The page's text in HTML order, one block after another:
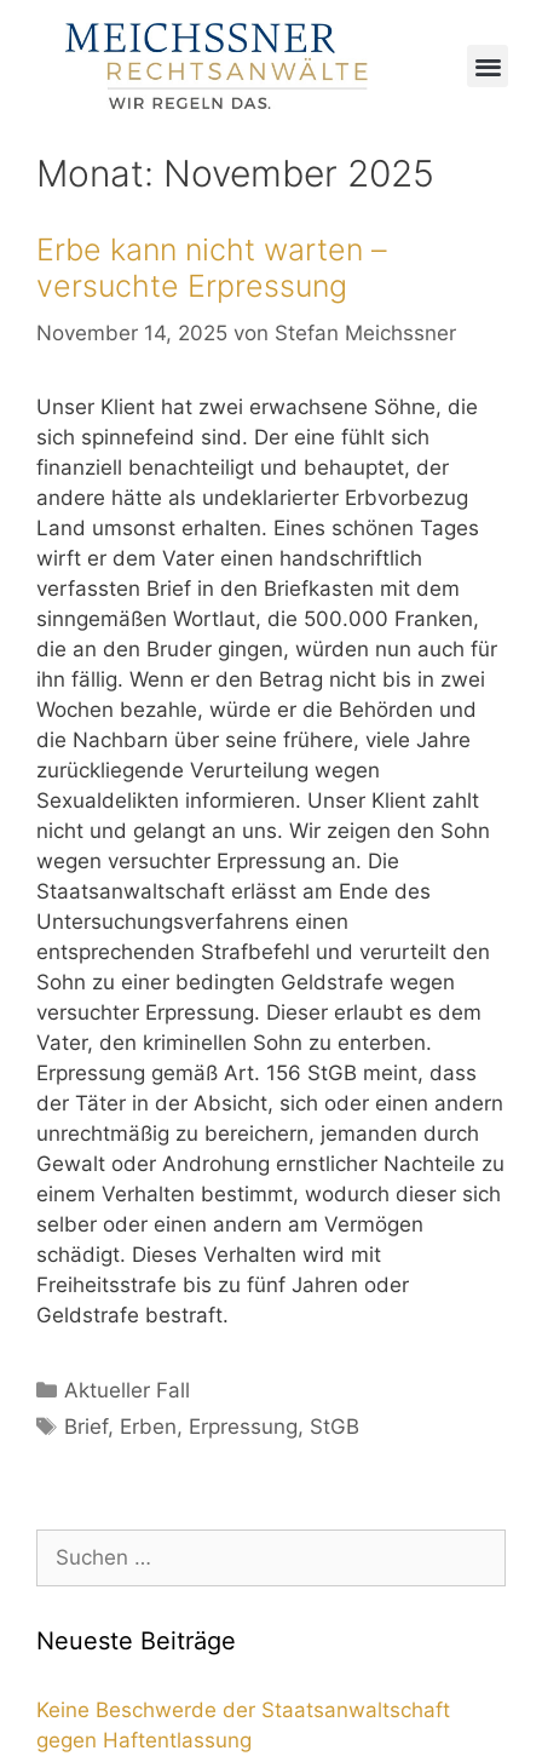
Monat: November 2025
Erbe kann nicht warten –
versuchte Erpressung
November 14, 2025 von Stefan Meichssner
Unser Klient hat zwei erwachsene Söhne, die
sich spinnefeind sind. Der eine fühlt sich
finanziell benachteiligt und behauptet, der
andere hätte als undeklarierter Erbvorbezug
Land umsonst erhalten. Eines schönen Tages
wirft er dem Vater einen handschriftlich
verfassten Brief in den Briefkasten mit dem
sinngemäßen Wortlaut, die 500.000 Franken,
die an den Bruder gingen, würden nun auch für
ihn fällig. Wenn er den Betrag nicht bis in zwei
Wochen bezahle, würde er die Behörden und
die Nachbarn über seine frühere, viele Jahre
zurückliegende Verurteilung wegen
Sexualdelikten informieren. Unser Klient zahlt
nicht und gelangt an uns. Wir zeigen den Sohn
wegen versuchter Erpressung an. Die
Staatsanwaltschaft erlässt am Ende des
Untersuchungsverfahrens einen
entsprechenden Strafbefehl und verurteilt den
Sohn zu einer bedingten Geldstrafe wegen
versuchter Erpressung. Dieser erlaubt es dem
Vater, den kriminellen Sohn zu enterben.
Erpressung gemäß Art. 156 StGB meint, dass
der Täter in der Absicht, sich oder einen andern
unrechtmäßig zu bereichern, jemanden durch
Gewalt oder Androhung ernstlicher Nachteile zu
einem Verhalten bestimmt, wodurch dieser sich
selber oder einen andern am Vermögen
schädigt. Dieses Verhalten wird mit
Freiheitsstrafe bis zu fünf Jahren oder
Geldstrafe bestraft.
Aktueller Fall
Brief, Erben, Erpressung, StGB
Neueste Beiträge
Keine Beschwerde der Staatsanwaltschaft
gegen Haftentlassung